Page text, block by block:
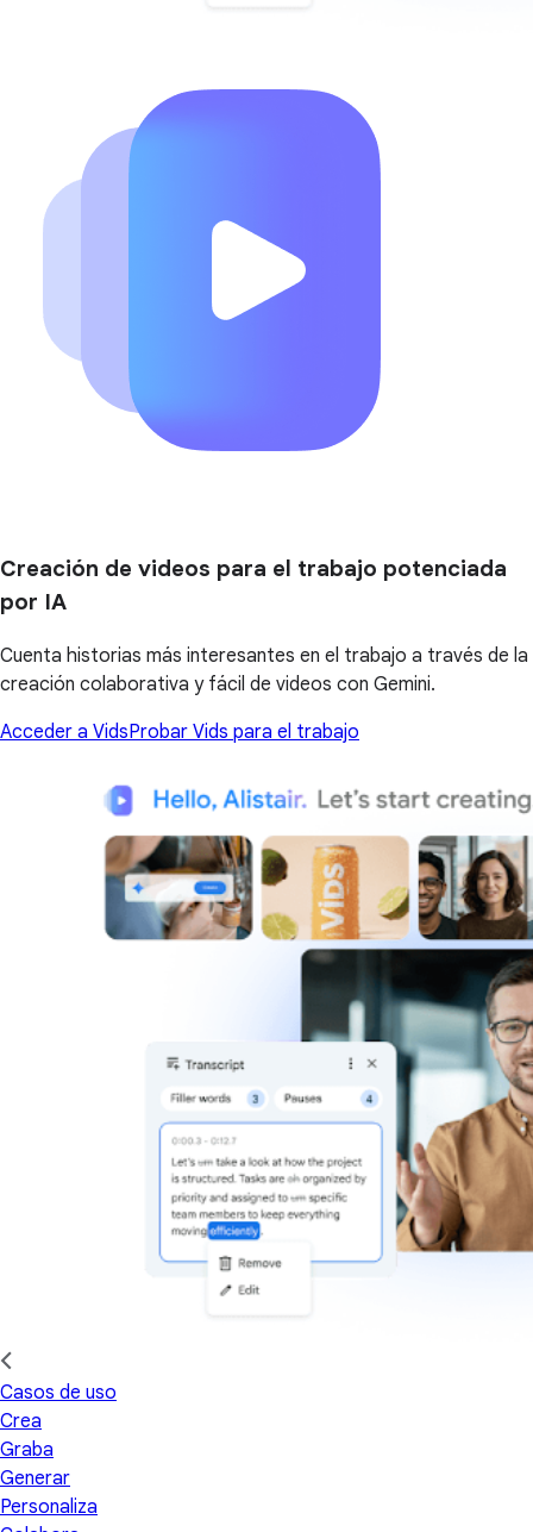
Creación de videos para el trabajo potenciada
por IA
Cuenta historias más interesantes en el trabajo a través de la
creación colaborativa y fácil de videos con Gemini.
Acceder a VidsProbar Vids para el trabajo
Casos de uso
Crea
Graba
Generar
Personaliza